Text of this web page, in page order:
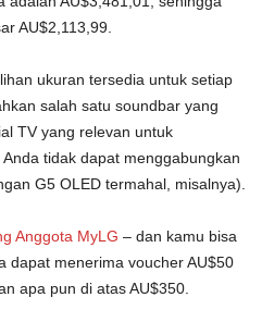
AU$2,113,99.
ukuran tersedia untuk setiap
salah satu soundbar yang
TV yang relevan untuk
tidak dapat menggabungkan
G5 OLED termahal, misalnya).
Anggota MyLG – dan kamu bisa
dapat menerima voucher AU$50
apa pun di atas AU$350.